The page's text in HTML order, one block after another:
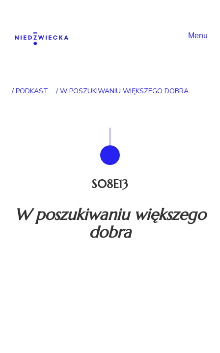
Główna Menu
/ PODKAST / W POSZUKIWANIU WIĘKSZEGO DOBRA
W poszukiwaniu większego
dobra
S08E13